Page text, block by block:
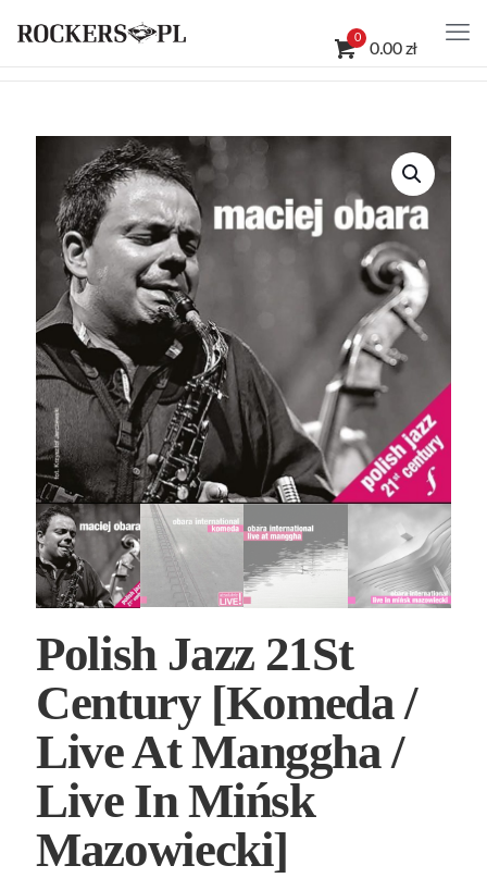
0
0.00 zł
Polish Jazz 21St
Century [Komeda /
Live At Manggha /
Live In Mińsk
Mazowiecki]